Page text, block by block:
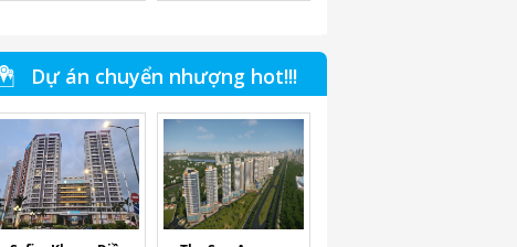
Dự án chuyển nhượng hot!!!